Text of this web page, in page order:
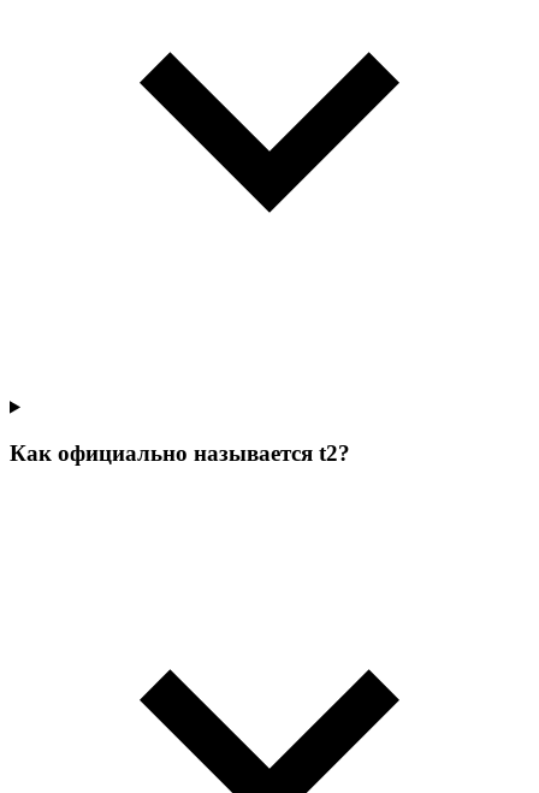
Как официально называется t2?